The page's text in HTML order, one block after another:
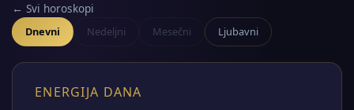
← Svi horoskopi
Dnevni Nedeljni Mesečni Ljubavni
ENERGIJA DANA